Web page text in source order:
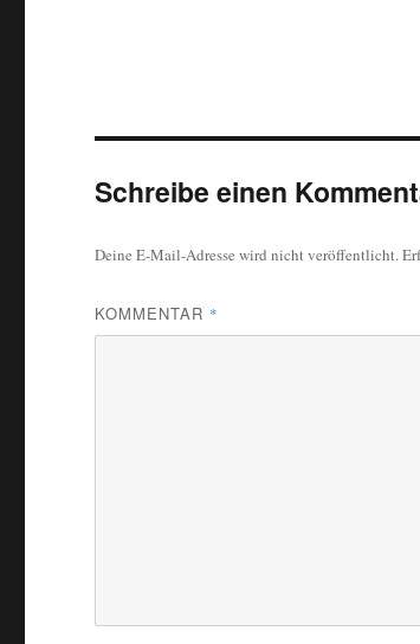
Schreibe einen
Deine E-Mail-Adresse wird nicht veröffentlicht.
KOMMENTAR *